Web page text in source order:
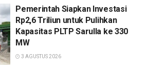
Pemerintah Siapkan Investasi
Rp2,6 Triliun untuk Pulihkan
Kapasitas PLTP Sarulla ke 330
MW
3 AGUSTUS 2026